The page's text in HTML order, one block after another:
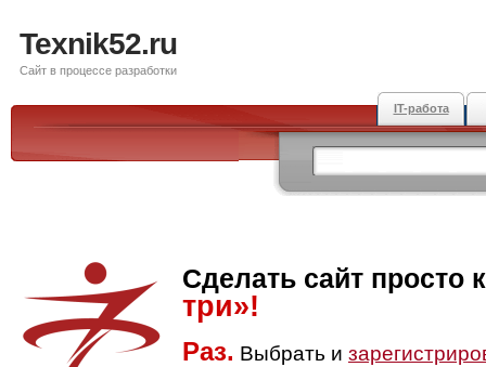
Texnik52.ru
Сайт в процессе разработки
IT-работа
Сделать сайт просто
три»!
Раз. Выбрать и